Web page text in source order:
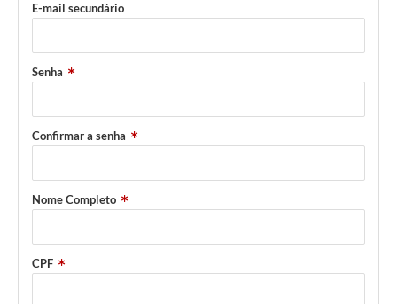
E-mail secundário
Senha
Confirmar a senha
Nome Completo
CPF